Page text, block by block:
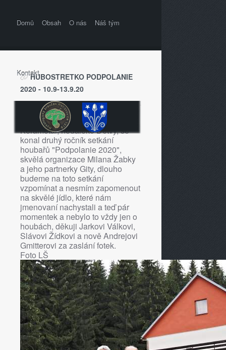
Domů Obsah O nás Náš tým
KontaktHUBOSTRETKO PODPOLANIE
2020 - 10.9-13.9.20
V krásném prostředí chaty
Kerametal, nedaleko Detvy, se
konal druhý ročník setkání
houbařů "Podpolanie 2020",
skvělá organizace Milana Žabky
a jeho partnerky Gity, dlouho
budeme na toto setkání
vzpomínat a nesmím zapomenout
na skvělé jídlo, které nám
jmenovaní nachystali a teď pár
momentek a nebylo to vždy jen o
houbách, děkuji Jarkovi Válkovi,
Slávovi Žídkovi a nově Andrejovi
Gmitterovi za zaslání fotek.
Foto LŠ